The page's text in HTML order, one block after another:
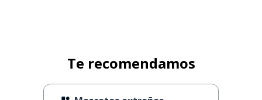
Te recomendamos